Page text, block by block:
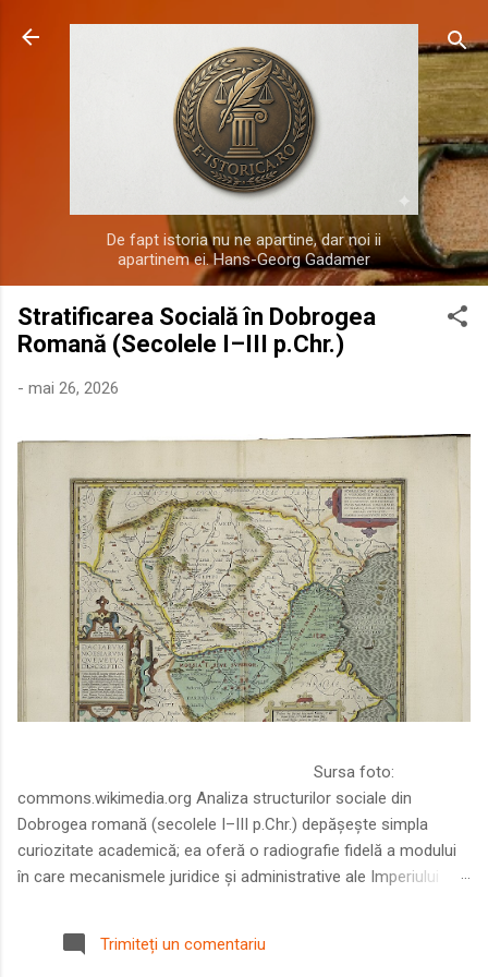
Treceți la conținutul principal
De fapt istoria nu ne apartine, dar noi ii
apartinem ei. Hans-Georg Gadamer
Stratificarea Socială în Dobrogea
Romană (Secolele I–III p.Chr.)
- mai 26, 2026
Sursa foto:
commons.wikimedia.org Analiza structurilor sociale din
Dobrogea romană (secolele I–III p.Chr.) depășește simpla
curiozitate academică; ea oferă o radiografie fidelă a modului
în care mecanismele juridice și administrative ale Imperiului
Într-o epocă în care prosperitatea excepțională a lumii romane
era susținută de o mobilitate socială dinamică și de o libertate
Trimiteți un comentariu